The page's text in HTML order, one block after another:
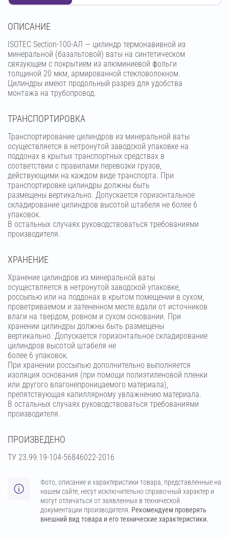
OПИСАНИЕ
ISOTEC Section-100-АЛ — цилиндр термонавивной из
минеральной (базальтовой) ваты на синтетическом
связующем с покрытием из алюминиевой фольги
толщиной 20 мкм, армированной стекловолокном.
Цилиндры имеют продольный разрез для удобства
монтажа на трубопровод.
ТРАНСПОРТИРОВКА
Транспортирование цилиндров из минеральной ваты
осуществляется в нетронутой заводской упаковке на
поддонах в крытых транспортных средствах в
соответствии с правилами перевозки грузов,
действующими на каждом виде транспорта. При
транспортировке цилиндры должны быть
размещены вертикально. Допускается горизонтальное
складирование цилиндров высотой штабеля не более 6
упаковок.
В остальных случаях руководствоваться требованиями
производителя.
ХРАНЕНИЕ
Хранение цилиндров из минеральной ваты
осуществляется в нетронутой заводской упаковке,
россыпью или на поддонах в крытом помещении в сухом,
проветриваемом и затененном месте вдали от источников
влаги на твердом, ровном и сухом основании. При
хранении цилиндры должны быть размещены
вертикально. Допускается горизонтальное складирование
цилиндров высотой штабеля не
более 6 упаковок.
При хранении россыпью дополнительно выполняется
изоляция основания (при помощи полиэтиленовой пленки
или другого влагонепроницаемого материала),
препятствующая капиллярному увлажнению материала.
В остальных случаях руководствоваться требованиями
производителя.
ПРОИЗВЕДЕНО
ТУ 23.99.19-104-56846022-2016
Фото, описание и характеристики товара, представленные на
нашем сайте, несут исключительно справочный характер и
могут отличаться от заявленных в технической
документации производителя. Рекомендуем проверять
внешний вид товара и его технические характеристики.